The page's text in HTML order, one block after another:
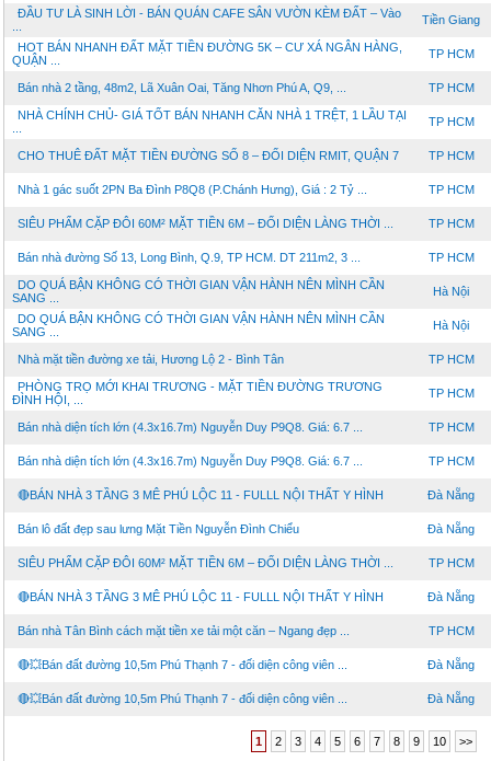
ĐẦU TƯ LÀ SINH LỜI - BÁN QUÁN CAFE SÂN VƯỜN KÈM ĐẤT – Vào
Tiền Giang
HOT BÁN NHANH ĐẤT MẶT TIỀN ĐƯỜNG 5K – CƯ XÁ NGÂN HÀNG,
QUẬN ...
TP HCM
Bán nhà 2 tầng, 48m2, Lã Xuân Oai, Tăng Nhơn Phú A, Q9, ... TP HCM
NHÀ CHÍNH CHỦ- GIÁ TỐT BÁN NHANH CĂN NHÀ 1 TRỆT, 1 LẦU TẠI
TP HCM
CHO THUÊ ĐẤT MẶT TIỀN ĐƯỜNG SỐ 8 – ĐỐI DIỆN RMIT, QUẬN 7 TP HCM
Nhà 1 gác suốt 2PN Ba Đình P8Q8 (P.Chánh Hưng), Giá : 2 Tỷ ... TP HCM
SIÊU PHẨM CẶP ĐÔI 60M² MẶT TIỀN 6M – ĐỐI DIỆN LÀNG THỜI ... TP HCM
Bán nhà đường Số 13, Long Bình, Q.9, TP HCM. DT 211m2, 3 ... TP HCM
DO QUÁ BẬN KHÔNG CÓ THỜI GIAN VẬN HÀNH NÊN MÌNH CẦN
SANG ...
Hà Nội
DO QUÁ BẬN KHÔNG CÓ THỜI GIAN VẬN HÀNH NÊN MÌNH CẦN
SANG ...
Hà Nội
Nhà mặt tiền đường xe tải, Hương Lộ 2 - Bình Tân TP HCM
PHÒNG TRỌ MỚI KHAI TRƯƠNG - MẶT TIỀN ĐƯỜNG TRƯƠNG
ĐÌNH HỘI, ...
TP HCM
Bán nhà diện tích lớn (4.3x16.7m) Nguyễn Duy P9Q8. Giá: 6.7 ... TP HCM
Bán nhà diện tích lớn (4.3x16.7m) Nguyễn Duy P9Q8. Giá: 6.7 ... TP HCM
🔴BÁN NHÀ 3 TẦNG 3 MÊ PHÚ LỘC 11 - FULLL NỘI THẤT Y HÌNH Đà Nẵng
Bán lô đất đẹp sau lưng Mặt Tiền Nguyễn Đình Chiểu Đà Nẵng
SIÊU PHẨM CẶP ĐÔI 60M² MẶT TIỀN 6M – ĐỐI DIỆN LÀNG THỜI ... TP HCM
🔴BÁN NHÀ 3 TẦNG 3 MÊ PHÚ LỘC 11 - FULLL NỘI THẤT Y HÌNH Đà Nẵng
Bán nhà Tân Bình cách mặt tiền xe tải một căn – Ngang đẹp ... TP HCM
🔴💥Bán đất đường 10,5m Phú Thạnh 7 - đối diện công viên ... Đà Nẵng
🔴💥Bán đất đường 10,5m Phú Thạnh 7 - đối diện công viên ... Đà Nẵng
1 2 3 4 5 6 7 8 9 10 >>